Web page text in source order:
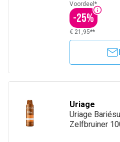
Voordeel*
-25%
€ 21,95**
Uriage
Uriage
Zelfbruiner